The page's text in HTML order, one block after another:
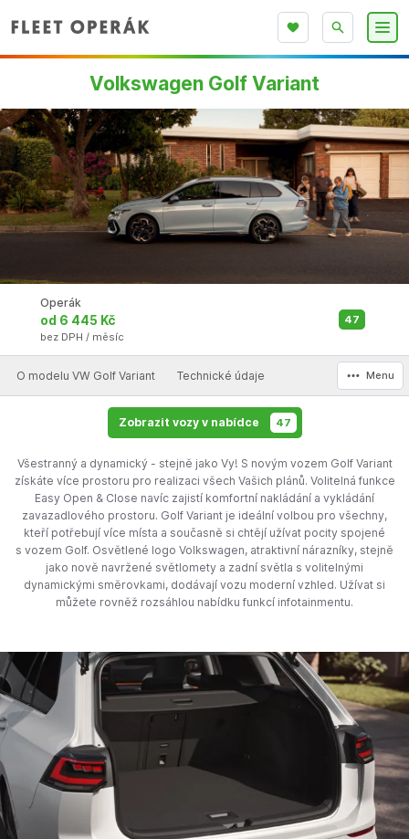
Volkswagen Golf Variant
Operák
od 6 445 Kč
bez DPH / měsíc
47
O modelu VW Golf Variant Technické údaje Menu
Zobrazit vozy v nabídce 47
Všestranný a dynamický - stejně jako Vy! S novým vozem Golf Variant
získáte více prostoru pro realizaci všech Vašich plánů. Volitelná funkce
Easy Open & Close navíc zajistí komfortní nakládání a vykládání
zavazadlového prostoru. Golf Variant je ideální volbou pro všechny,
kteří potřebují více místa a současně si chtějí užívat pocity spojené
s vozem Golf. Osvětlené logo Volkswagen, atraktivní nárazníky, stejně
jako nově navržené světlomety a zadní světla s volitelnými
dynamickými směrovkami, dodávají vozu moderní vzhled. Užívat si
můžete rovněž rozsáhlou nabídku funkcí infotainmentu.